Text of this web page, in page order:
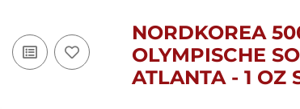
NORDKOREA
OLYMPISCHE
ATLANTA - 1 OZ